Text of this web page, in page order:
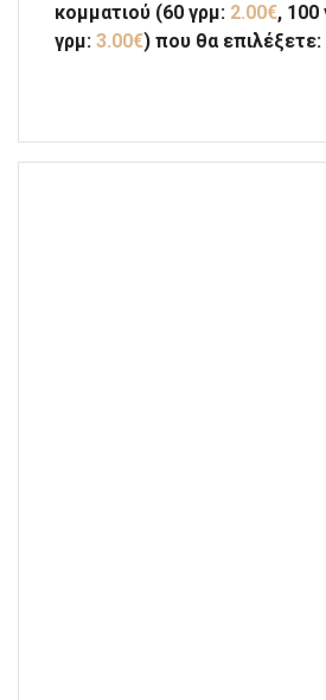
κομματιού (60 γρμ: 2.00€, 100
γρμ: 3.00€) που θα επιλέξετε: